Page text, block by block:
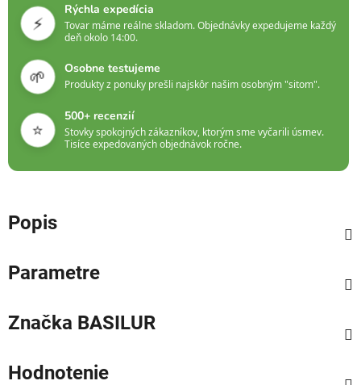
⚡
Rýchla expedícia
Tovar máme reálne skladom. Objednávky expedujeme každý
deň okolo 14:00.
🌱 Osobne testujeme
Produkty z ponuky prešli najskôr našim osobným "sitom".
⭐
500+ recenzií
Stovky spokojných zákazníkov, ktorým sme vyčarili úsmev.
Tisíce expedovaných objednávok ročne.
Popis
Parametre
Značka BASILUR
Hodnotenie